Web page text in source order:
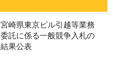
宮崎県東京ビル引越等業務
委託に係る一般競争入札の
結果公表